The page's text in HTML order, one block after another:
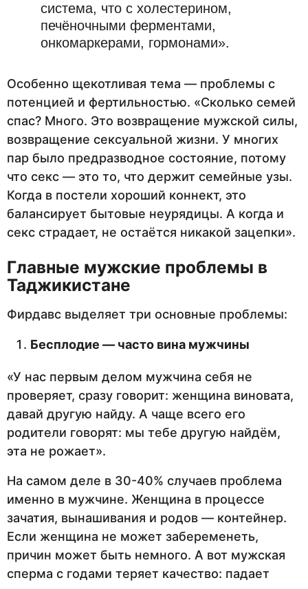
система, что с холестерином,
печёночными ферментами,
онкомаркерами, гормонами».
Особенно щекотливая тема — проблемы с
потенцией и фертильностью. «Сколько семей
спас? Много. Это возвращение мужской силы,
возвращение сексуальной жизни. У многих
пар было предразводное состояние, потому
что секс — это то, что держит семейные узы.
Когда в постели хороший коннект, это
балансирует бытовые неурядицы. А когда и
секс страдает, не остаётся никакой зацепки».
Главные мужские проблемы в
Таджикистане
Фирдавс выделяет три основные проблемы:
Бесплодие — часто вина мужчины
«У нас первым делом мужчина себя не
проверяет, сразу говорит: женщина виновата,
давай другую найду. А чаще всего его
родители говорят: мы тебе другую найдём,
эта не рожает».
На самом деле в 30-40% случаев проблема
именно в мужчине. Женщина в процессе
зачатия, вынашивания и родов — контейнер.
Если женщина не может забеременеть,
причин может быть немного. А вот мужская
сперма с годами теряет качество: падает